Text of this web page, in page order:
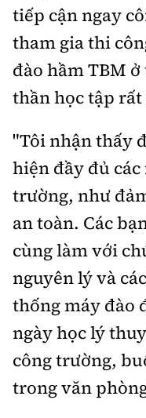
tiếp cậnngay
tham giathi
đào hầm TBM
thần học tập
"Tôi nhận thấy
hiện đầy đủ các
trường, như
an toàn. Các
cùng làm với
nguyên lývà
thống máy đào
ngày học lý
công trường,
trong văn